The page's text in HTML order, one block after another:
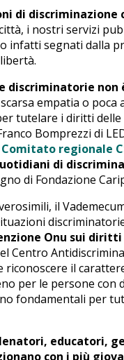
di discriminazione
i nostri servizi
infatti segnati dalla
discriminatorie non
empatia o poca
tutelare i diritti
Bomprezzi di
Comitato regionale
di
di Fondazione
il
Onu sui
Centro
riconoscere il
per le persone con
fondamentali per
educatori,
con i più